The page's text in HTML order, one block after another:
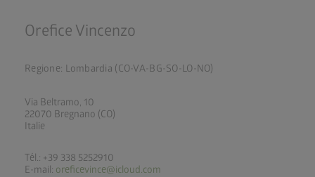
Orefice Vincenzo
Regione: Lombardia (CO-VA-BG-SO-LO-NO)
Via Beltramo, 10
22070 Bregnano (CO)
Italie
Tél.: +39 338 5252910
E-mail: oreficevince@icloud.com